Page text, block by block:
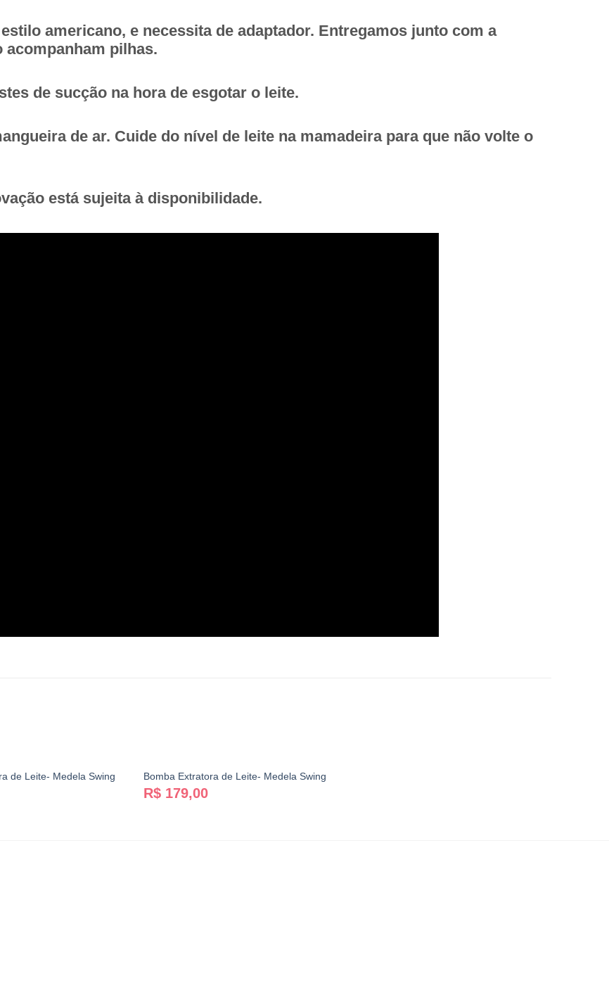
americano, e necessita de adaptador. Entregamos junto com a
acompanham pilhas.
de sucção na hora de esgotar o leite.
de ar. Cuide do nível de leite na mamadeira para que não volte o
está sujeita à disponibilidade.
de Leite- Medela Swing
Bomba Extratora de Leite- Medela Swing
R$179,00